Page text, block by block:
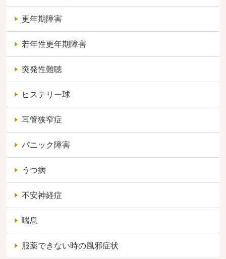
更年期障害
若年性更年期障害
突発性難聴
ヒステリー球
耳管狭窄症
パニック障害
うつ病
不安神経症
喘息
服薬できない時の風邪症状